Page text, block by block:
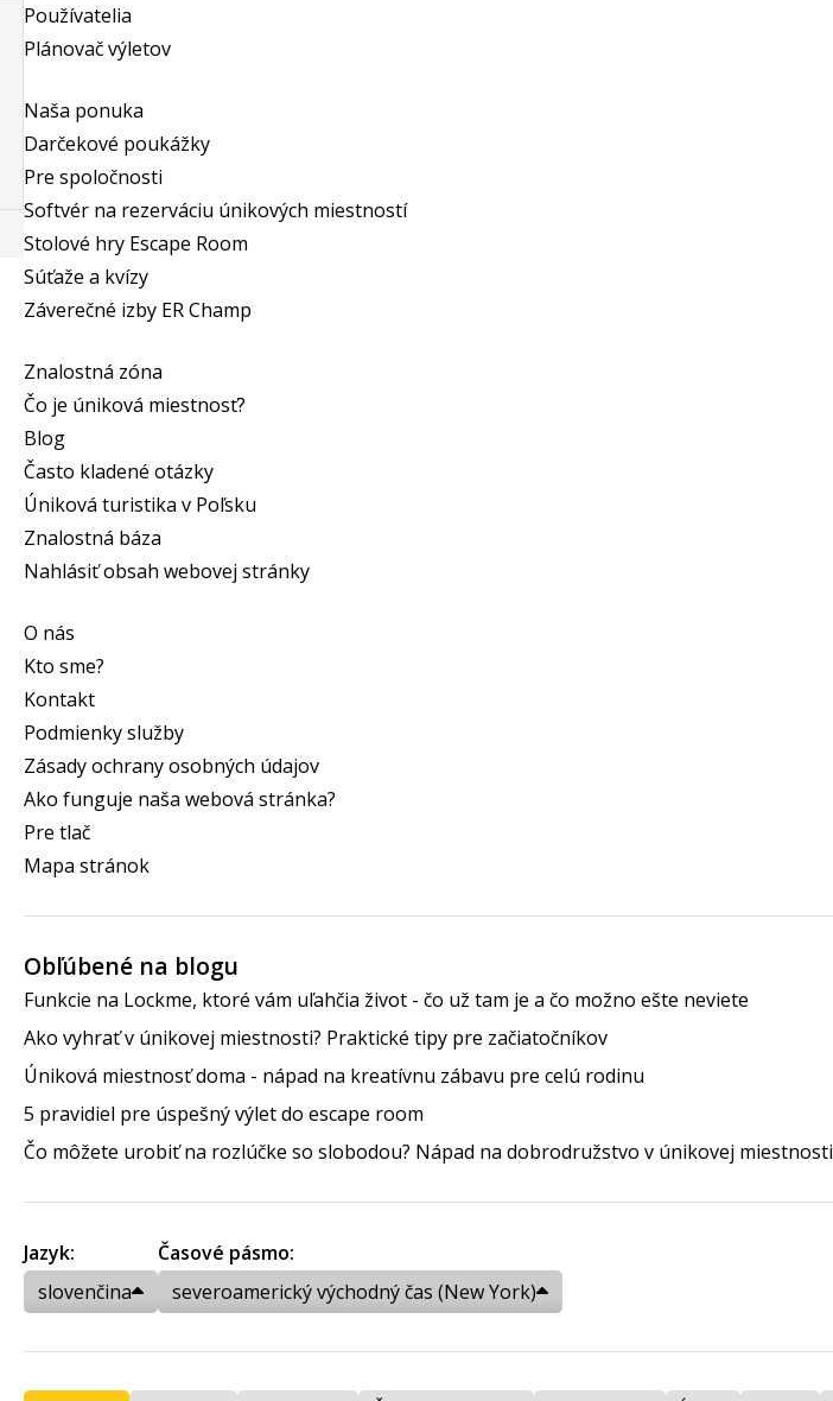
Používatelia
Plánovač výletov
Naša ponuka
Darčekové poukážky
Pre spoločnosti
Softvér na rezerváciu únikových miestností
Stolové hry Escape Room
Súťaže a kvízy
Záverečné izby ER Champ
Znalostná zóna
Čo je úniková miestnosť?
Blog
Často kladené otázky
Úniková turistika v Poľsku
Znalostná báza
Nahlásiť obsah webovej stránky
O nás
Kto sme?
Kontakt
Podmienky služby
Zásady ochrany osobných údajov
Ako funguje naša webová stránka?
Pre tlač
Mapa stránok
Obľúbené na blogu
Funkcie na Lockme, ktoré vám uľahčia život - čo už tam je a čo možno ešte neviete
Ako vyhrať v únikovej miestnosti? Praktické tipy pre začiatočníkov
Úniková miestnosť doma - nápad na kreatívnu zábavu pre celú rodinu
5 pravidiel pre úspešný výlet do escape room
Čo môžete urobiť na rozlúčke so slobodou? Nápad na dobrodružstvo v únikovej miestnosti
Jazyk:
slovenčina
Časové pásmo:
severoamerický východný čas (New York)